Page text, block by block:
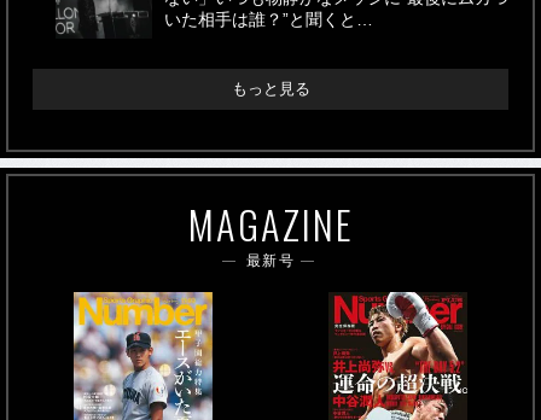
いた相手は誰？”と聞くと…
もっと見る
MAGAZINE
最新号